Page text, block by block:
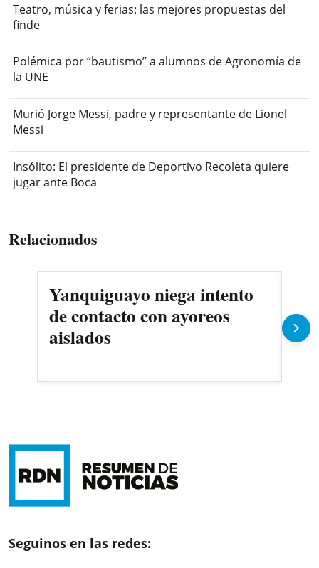
Teatro, música y ferias: las mejores propuestas del
finde
Polémica por “bautismo” a alumnos de Agronomía de
la UNE
Murió Jorge Messi, padre y representante de Lionel
Messi
Insólito: El presidente de Deportivo Recoleta quiere
jugar ante Boca
Relacionados
Yanquiguayo niega intento
de contacto con ayoreos
aislados
Seguinos en las redes: